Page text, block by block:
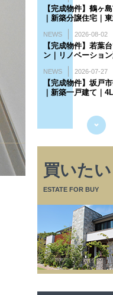
買いたい
ESTATE FOR BUY